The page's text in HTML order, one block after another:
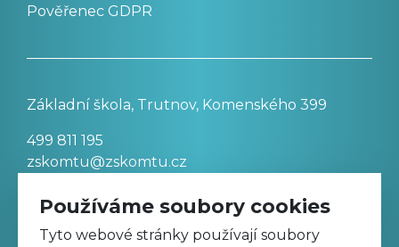
Pověřenec GDPR
Základní škola, Trutnov, Komenského 399
499 811 195
zskomtu@zskomtu.cz
Prohlášení o přístupnosti stránek
Používáme soubory cookies
Tyto webové stránky používají soubory